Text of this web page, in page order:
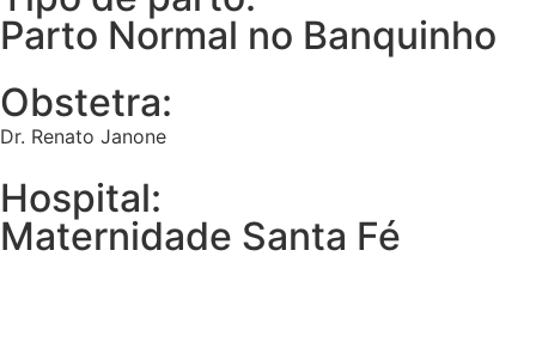
Parto Normal no Banquinho
Obstetra:
Dr. Renato Janone
Hospital:
Maternidade Santa Fé